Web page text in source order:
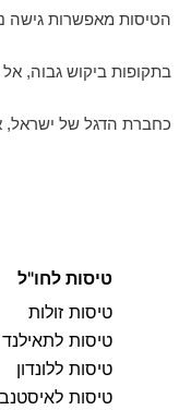
הטיסות מאפשרות גישה
בתקופות ביקוש גבוה,
כחברת הדגל של ישראל,
טיסות לחו"ל
טיסות זולות
טיסות לתאילנד
טיסות ללונדון
טיסות